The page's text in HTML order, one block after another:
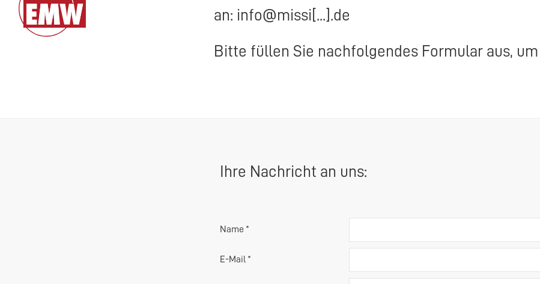
an: info@missi[...].de
Bitte füllen Sie nachfolgendes Formular aus,
Ihre Nachricht an uns:
Name *
E-Mail *